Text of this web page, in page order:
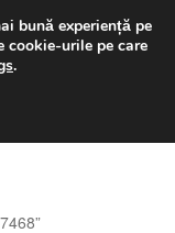
6816
bună experiență pe
cookie-urile pe care
.